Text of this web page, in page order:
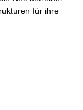
für ihre